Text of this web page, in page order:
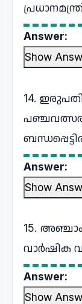
Answer:
Show
14.
Answer:
Show
15.
വാർഷിക
Answer:
Show